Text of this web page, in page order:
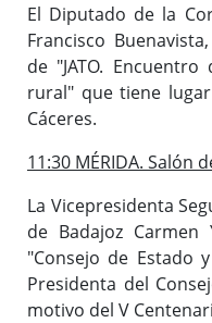
El Diputado de la
Francisco
de "JATO.
rural" que tiene
Cáceres.
11:30 MÉRIDA. Salón
La Vicepresidenta
de Badajoz Carmen
"Consejo de Estado
Presidenta del
motivo del V